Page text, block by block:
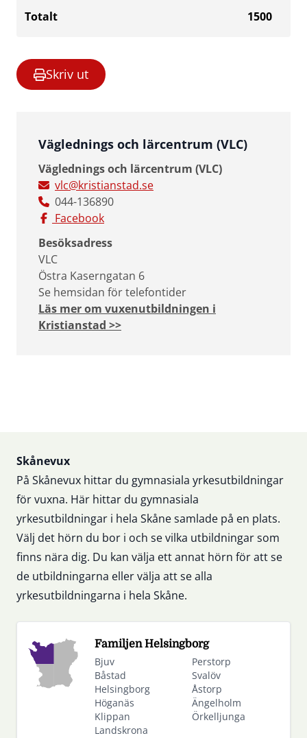
Totalt 1500
Skriv ut
Väglednings och lärcentrum (VLC)
Väglednings och lärcentrum (VLC)
vlc@kristianstad.se
044-136890
Facebook
Besöksadress
VLC
Östra Kaserngatan 6
Se hemsidan för telefontider
Läs mer om vuxenutbildningen i
Kristianstad >>
Sidfot
Skånevux
På Skånevux hittar du gymnasiala yrkesutbildningar
för vuxna. Här hittar du gymnasiala
yrkesutbildningar i hela Skåne samlade på en plats.
Välj det hörn du bor i och se vilka utbildningar som
finns nära dig. Du kan välja ett annat hörn för att se
de utbildningarna eller välja att se alla
yrkesutbildningarna i hela Skåne.
Familjen Helsingborg
Bjuv
Båstad
Helsingborg
Höganäs
Klippan
Landskrona
Perstorp
Svalöv
Åstorp
Ängelholm
Örkelljunga